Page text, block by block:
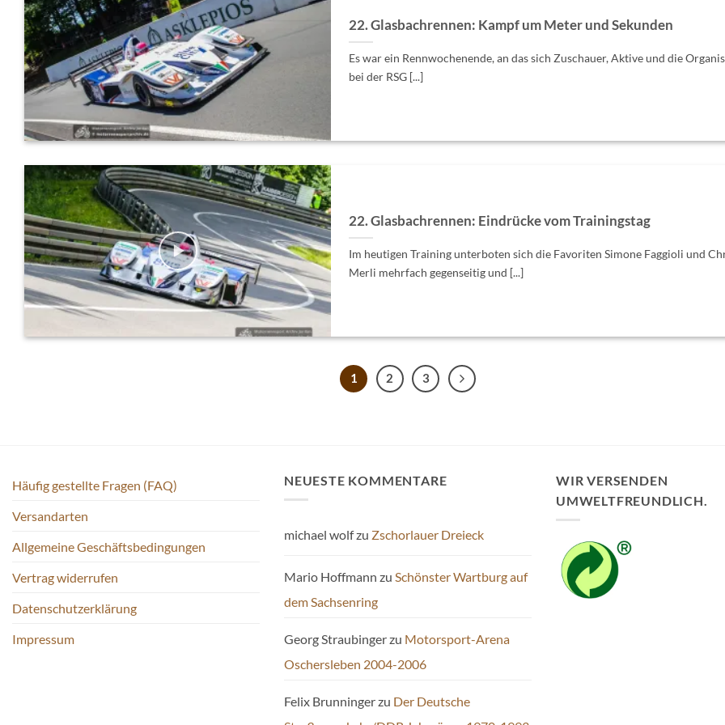
22. Glasbachrennen: Kampf um Meter und Sekunden
Es war ein Rennwochenende, an das sich Zuschauer, Aktive und die
bei der RSG [...]
22. Glasbachrennen: Eindrücke vom Trainingstag
Im heutigen Training unterboten sich die Favoriten Simone Faggioli und
Merli mehrfach gegenseitig und [...]
1 2 3
Häufig gestellte Fragen (FAQ)
Versandarten
Allgemeine Geschäftsbedingungen
Vertrag widerrufen
Datenschutzerklärung
Impressum
NEUESTE KOMMENTARE
michael wolfzu Zschorlauer Dreieck
Mario Hoffmann zu Schönster Wartburg auf
dem Sachsenring
Georg Straubingerzu Motorsport-Arena
Oschersleben 2004-2006
Felix Brunningerzu Der Deutsche
WIR VERSENDEN
UMWELTFREUNDLICH.